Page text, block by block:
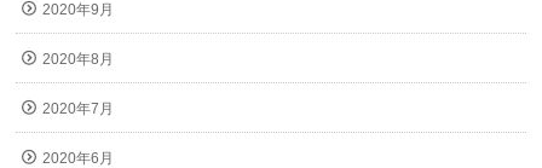
2020年9月
2020年8月
2020年7月
2020年6月